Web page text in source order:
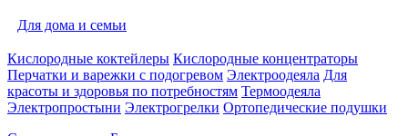
Для дома и семьи
Кислородные коктейлеры Кислородные концентраторы
Перчатки и варежки с подогревом Электроодеяла Для
красоты и здоровья по потребностям Термоодеяла
Электропростыни Электрогрелки Ортопедические подушки